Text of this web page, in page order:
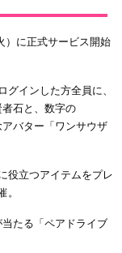
）に正式サービス開始
インした方全員に、
石と、数字の
アバター「ワンサウザ
役立つアイテムをプレ
。
たる「ペアドライブ